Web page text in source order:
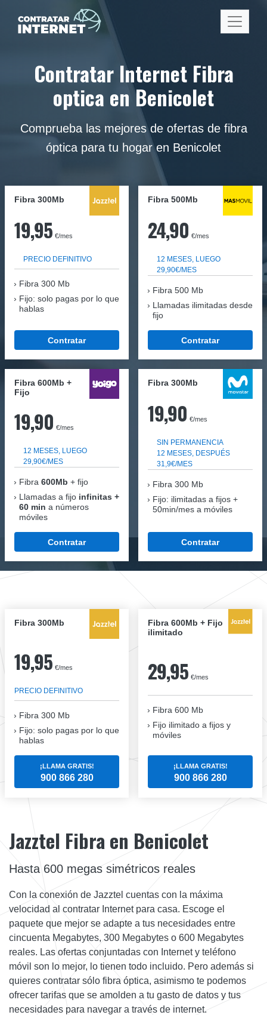
Contratar Internet Fibra
optica en Benicolet
Comprueba las mejores de ofertas de fibra
óptica para tu hogar en Benicolet
Fibra 300Mb
19,95 €/mes
PRECIO DEFINITIVO
Fibra 300 Mb
Fijo: solo pagas por lo que
hablas
Contratar
Fibra 500Mb
24,90 €/mes
12 MESES, LUEGO
29,90€/MES
Fibra 500 Mb
Llamadas ilimitadas desde
fijo
Contratar
Fibra 600Mb +
Fijo
19,90 €/mes
12 MESES, LUEGO
29,90€/MES
Fibra 600Mb + fijo
Llamadas a fijo infinitas +
60 min a números
móviles
Contratar
Fibra 300Mb
19,90 €/mes
SIN PERMANENCIA
12 MESES, DESPUÉS
31,9€/MES
Fibra 300 Mb
Fijo: ilimitadas a fijos +
50min/mes a móviles
Contratar
Fibra 300Mb
19,95 €/mes
PRECIO DEFINITIVO
Fibra 300 Mb
Fijo: solo pagas por lo que
hablas
¡LLAMA GRATIS!
900 866 280
Fibra 600Mb + Fijo
ilimitado
29,95 €/mes
Fibra 600 Mb
Fijo ilimitado a fijos y
móviles
¡LLAMA GRATIS!
900 866 280
Jazztel Fibra en Benicolet
Hasta 600 megas simétricos reales
Con la conexión de Jazztel cuentas con la máxima
velocidad al contratar Internet para casa. Escoge el
paquete que mejor se adapte a tus necesidades entre
cincuenta Megabytes, 300 Megabytes o 600 Megabytes
reales. Las ofertas conjuntadas con Internet y teléfono
móvil son lo mejor, lo tienen todo incluido. Pero además si
quieres contratar sólo fibra óptica, asimismo te podemos
ofrecer tarifas que se amolden a tu gasto de datos y tus
necesidades para navegar a través de internet.